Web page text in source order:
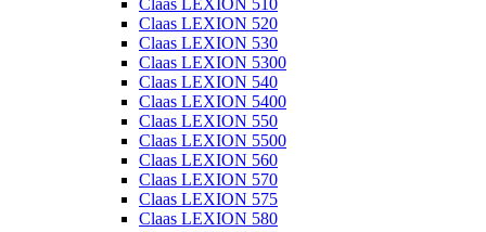
Claas LEXION 510
Claas LEXION 520
Claas LEXION 530
Claas LEXION 5300
Claas LEXION 540
Claas LEXION 5400
Claas LEXION 550
Claas LEXION 5500
Claas LEXION 560
Claas LEXION 570
Claas LEXION 575
Claas LEXION 580